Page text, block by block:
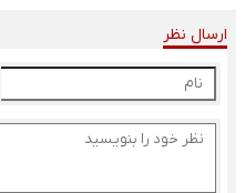
ارسال نظر